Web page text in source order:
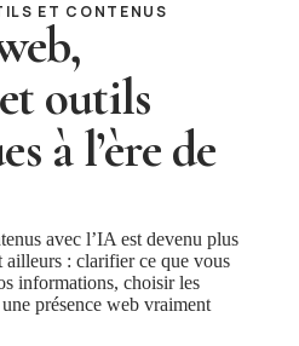
ET CONTENUS
outils
à l’ère de
avec l’IA est devenu plus
ailleurs : clarifier ce que vous
informations, choisir les
présence web vraiment